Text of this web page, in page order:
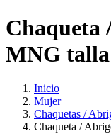
Chaqueta
MNG
Inicio
Mujer
Chaquetas /
Chaqueta /